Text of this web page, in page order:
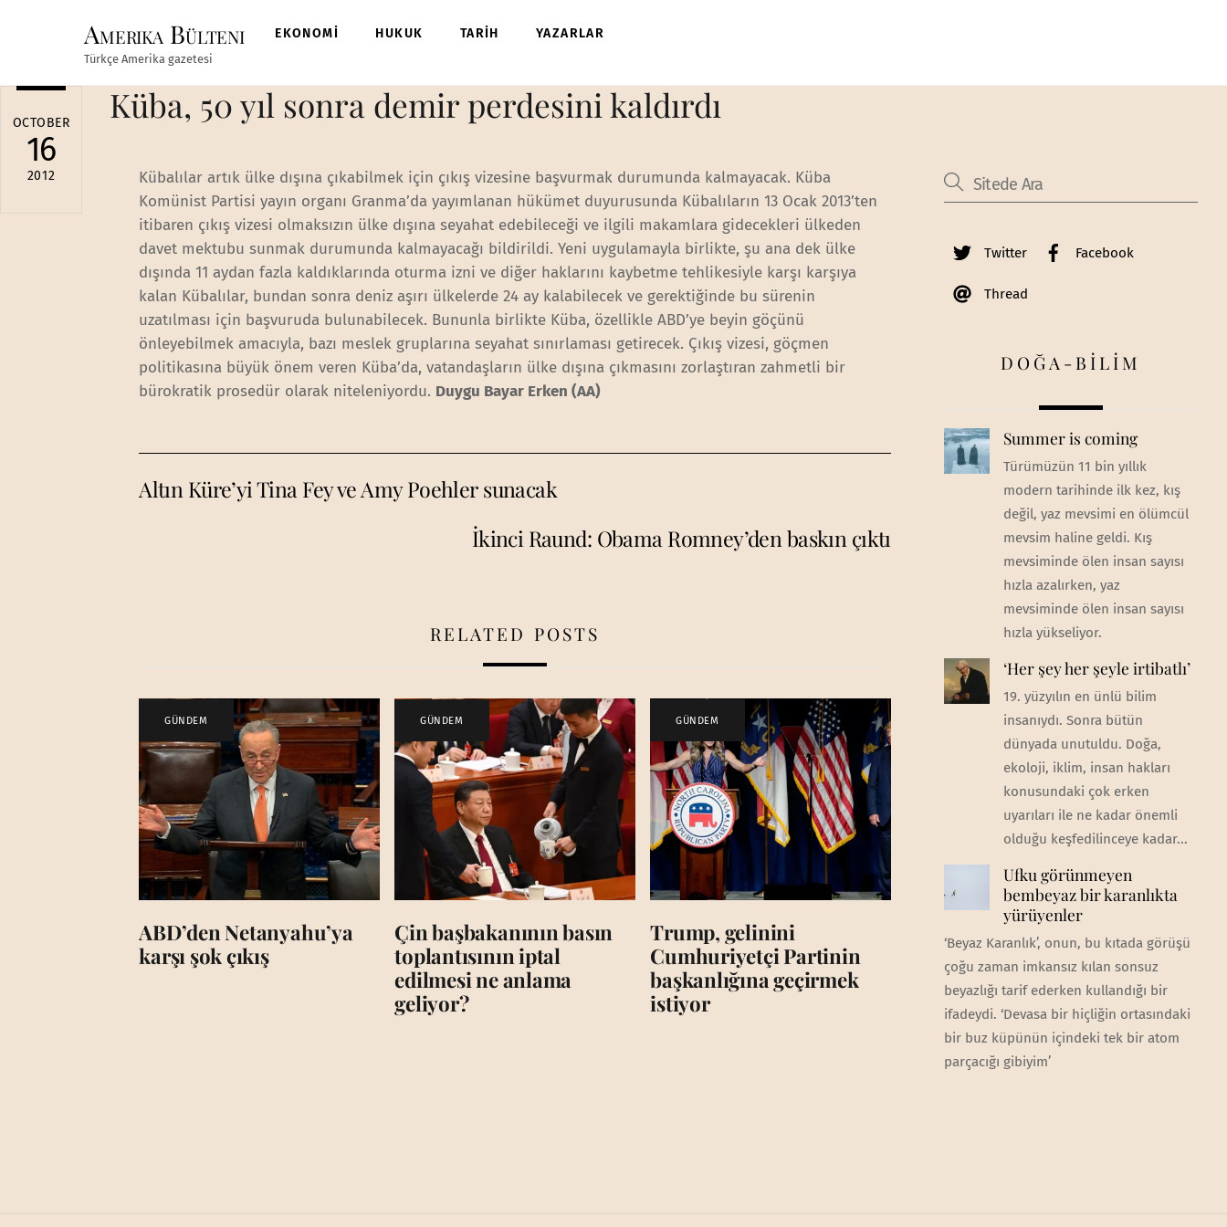
Amerika Bülteni
Türkçe Amerika gazetesi
EKONOMİ HUKUK TARİH YAZARLAR
OCTOBER
16
2012
Küba, 50 yıl sonra demir perdesini kaldırdı
Kübalılar artık ülke dışına çıkabilmek için çıkış vizesine başvurmak durumunda kalmayacak. Küba
Komünist Partisi yayın organı Granma’da yayımlanan hükümet duyurusunda Kübalıların 13 Ocak 2013’ten
itibaren çıkış vizesi olmaksızın ülke dışına seyahat edebileceği ve ilgili makamlara gidecekleri ülkeden
davet mektubu sunmak durumunda kalmayacağı bildirildi. Yeni uygulamayla birlikte, şu ana dek ülke
dışında 11 aydan fazla kaldıklarında oturma izni ve diğer haklarını kaybetme tehlikesiyle karşı karşıya
kalan Kübalılar, bundan sonra deniz aşırı ülkelerde 24 ay kalabilecek ve gerektiğinde bu sürenin
uzatılması için başvuruda bulunabilecek. Bununla birlikte Küba, özellikle ABD’ye beyin göçünü
önleyebilmek amacıyla, bazı meslek gruplarına seyahat sınırlaması getirecek. Çıkış vizesi, göçmen
politikasına büyük önem veren Küba’da, vatandaşların ülke dışına çıkmasını zorlaştıran zahmetli bir
bürokratik prosedür olarak niteleniyordu. Duygu Bayar Erken (AA)
Altın Küre’yi Tina Fey ve Amy Poehler sunacak
İkinci Raund: Obama Romney’den baskın çıktı
RELATED POSTS
GÜNDEM
ABD’den Netanyahu’ya
karşı şok çıkış
GÜNDEM
Çin başbakanının basın
toplantısının iptal
edilmesi ne anlama
geliyor?
GÜNDEM
Trump, gelinini
Cumhuriyetçi Partinin
başkanlığına geçirmek
istiyor
Twitter Facebook
Thread
DOĞA-BİLİM
Summer is coming
Türümüzün 11 bin yıllık
modern tarihinde ilk kez, kış
değil, yaz mevsimi en ölümcül
mevsim haline geldi. Kış
mevsiminde ölen insan sayısı
hızla azalırken, yaz
mevsiminde ölen insan sayısı
hızla yükseliyor.
‘Her şey her şeyle irtibatlı’
19. yüzyılın en ünlü bilim
insanıydı. Sonra bütün
dünyada unutuldu. Doğa,
ekoloji, iklim, insan hakları
konusundaki çok erken
uyarıları ile ne kadar önemli
olduğu keşfedilinceye kadar...
Ufku görünmeyen
bembeyaz bir karanlıkta
yürüyenler
‘Beyaz Karanlık’, onun, bu kıtada görüşü
çoğu zaman imkansız kılan sonsuz
beyazlığı tarif ederken kullandığı bir
ifadeydi. ‘Devasa bir hiçliğin ortasındaki
bir buz küpünün içindeki tek bir atom
parçacığı gibiyim’